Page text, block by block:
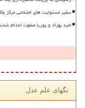
سفیر مسئولیت های اجتماعی مرکز
امید بهزاد و پوریا صفوت اعدام
تگهای علم عدل